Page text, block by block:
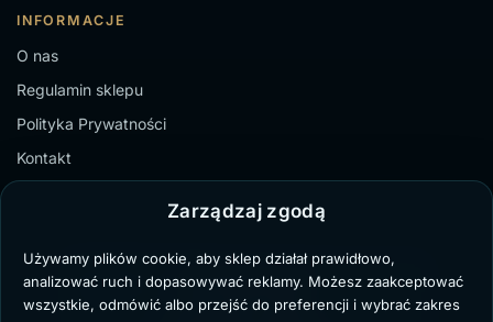
Zarządzaj zgodą
Używamy plików cookie, aby sklep działał prawidłowo,
analizować ruch i dopasowywać reklamy. Możesz zaakceptować
wszystkie, odmówić albo przejść do preferencji i wybrać zakres
INFORMACJE
O nas
Regulamin sklepu
Polityka Prywatności
Kontakt
TZ Paweł Bochenek
NIP: 6431711329